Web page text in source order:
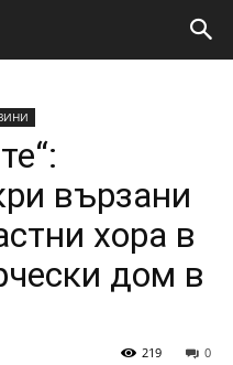
вързани
хора в
дом в
0
219